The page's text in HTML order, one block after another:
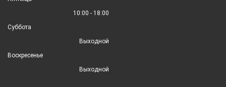
10:00 - 18:00
Суббота
Выходной
Воскресенье
Выходной